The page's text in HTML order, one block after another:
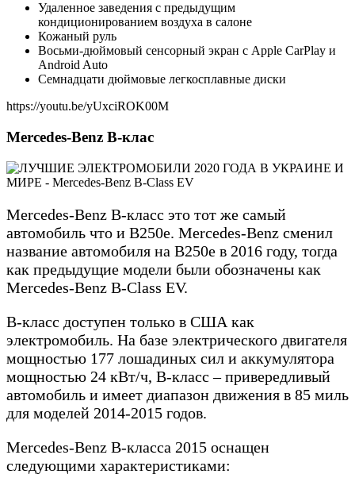
Удаленное заведения с предыдущим
кондиционированием воздуха в салоне
Кожаный руль
Восьми-дюймовый сенсорный экран с Apple CarPlay и
Android Auto
Семнадцати дюймовые легкосплавные диски
https://youtu.be/yUxciROK00M
Mercedes-Benz B-клас
Mercedes-Benz B-класс это тот же самый
автомобиль что и B250e. Mercedes-Benz сменил
название автомобиля на B250e в 2016 году, тогда
как предыдущие модели были обозначены как
Mercedes-Benz B-Class EV.
B-класс доступен только в США как
электромобиль. На базе электрического двигателя
мощностью 177 лошадиных сил и аккумулятора
мощностью 24 кВт/ч, B-класс – привередливый
автомобиль и имеет диапазон движения в 85 миль
для моделей 2014-2015 годов.
Mercedes-Benz B-класса 2015 оснащен
следующими характеристиками: